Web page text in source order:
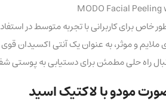
MODO Facial
خاص برای کاربرانی با تجربه متوسط در
ملایم و موثر، به عنوان یک آنتی
راه حلی مطمئن برای دستیابی به پوستی
مودو با لاکتیک اسید